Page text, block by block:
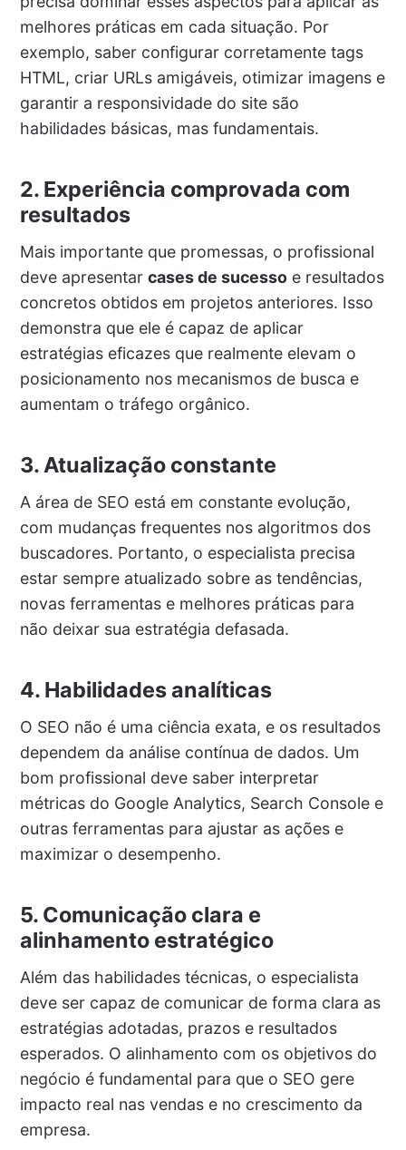
melhores práticas em cada situação. Por
exemplo, saber configurar corretamente tags
HTML, criar URLs amigáveis, otimizar imagens e
garantir a responsividade do site são
habilidades básicas, mas fundamentais.
2. Experiência comprovada com
resultados
Mais importante que promessas, o profissional
deve apresentar cases de sucessoe resultados
concretos obtidos em projetos anteriores. Isso
demonstra que ele é capaz de aplicar
estratégias eficazes que realmente elevam o
posicionamento nos mecanismos de busca e
aumentam o tráfego orgânico.
3. Atualização constante
A área de SEO está em constante evolução,
com mudanças frequentes nos algoritmos dos
buscadores. Portanto, o especialista precisa
estar sempre atualizado sobre as tendências,
novas ferramentas e melhores práticas para
não deixar sua estratégia defasada.
4. Habilidades analíticas
O SEO não é uma ciência exata, e os resultados
dependem da análise contínua de dados. Um
bom profissional deve saber interpretar
métricas do Google Analytics, Search Console e
outras ferramentas para ajustar as ações e
maximizar o desempenho.
5. Comunicação clara e
alinhamento estratégico
Além das habilidades técnicas, o especialista
deve ser capaz de comunicar de forma clara as
estratégias adotadas, prazos e resultados
esperados. O alinhamento com os objetivos do
negócio é fundamental para que o SEO gere
impacto real nas vendas e no crescimento da
empresa.